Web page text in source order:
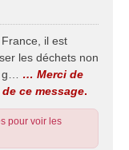
il est
les déchets non
… Merci de
ce message.
pour voir les